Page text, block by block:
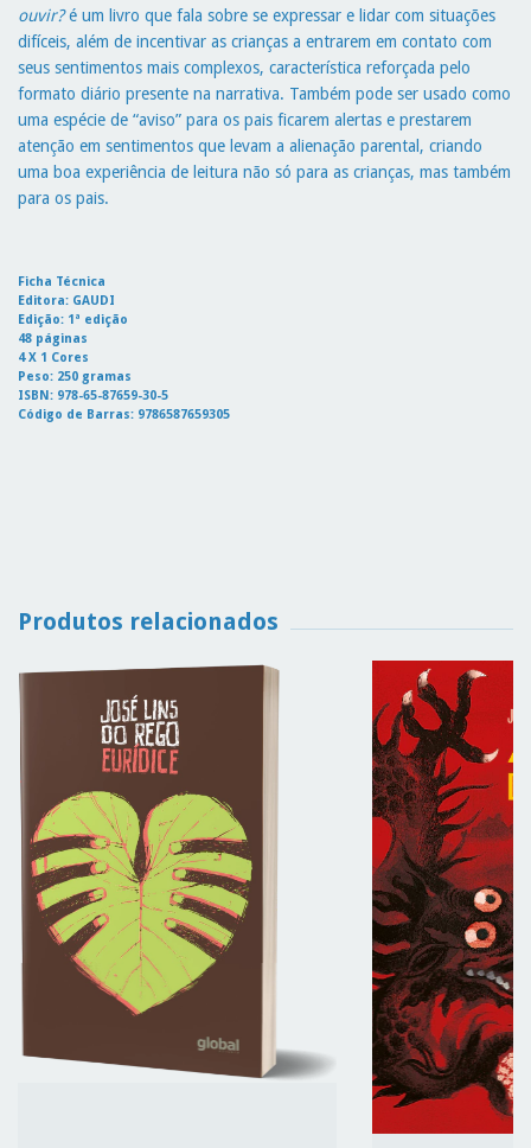
ouvir?é um livro que fala sobre se expressar e lidar com situações
difíceis, além de incentivar as crianças a entrarem em contato com
seus sentimentos mais complexos, característica reforçada pelo
formato diário presente na narrativa. Também pode ser usado como
uma espécie de “aviso” para os pais ficarem alertas e prestarem
atenção em sentimentos que levam a alienação parental, criando
uma boa experiência de leitura não só para as crianças, mas também
para os pais.
Ficha Técnica
Editora: GAUDI
Edição: 1ª edição
48 páginas
4 X 1 Cores
Peso: 250 gramas
ISBN: 978-65-87659-30-5
Código de Barras: 9786587659305
Produtos relacionados